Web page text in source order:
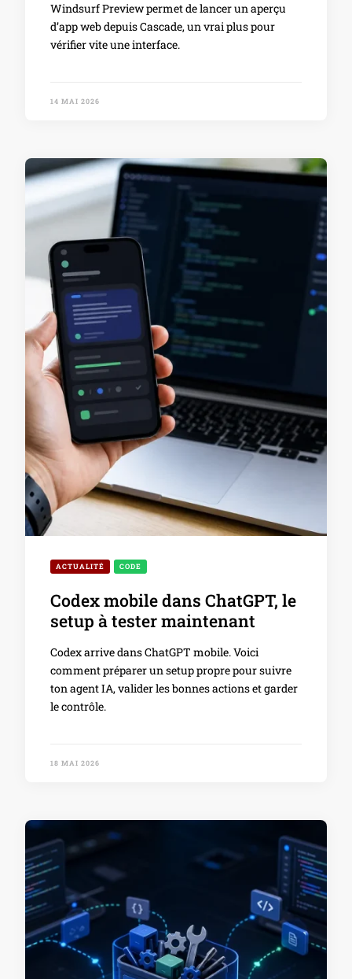
Windsurf Preview permet de lancer un aperçu
d’app web depuis Cascade, un vrai plus pour
vérifier vite une interface.
14 MAI 2026
ACTUALITÉ CODE
Codex mobile dans ChatGPT, le
setup à tester maintenant
Codex arrive dans ChatGPT mobile. Voici
comment préparer un setup propre pour suivre
ton agent IA, valider les bonnes actions et garder
le contrôle.
18 MAI 2026